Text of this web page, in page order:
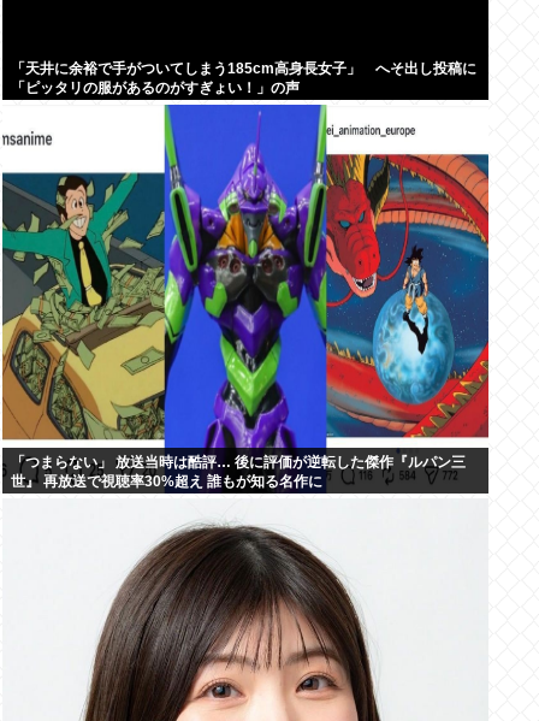
「天井に余裕で手がついてしまう185cm高身長女子」 へそ出し投稿に
「ピッタリの服があるのがすぎょい！」の声
「つまらない」 放送当時は酷評… 後に評価が逆転した傑作『ルパン三
世』 再放送で視聴率30%超え 誰もが知る名作に